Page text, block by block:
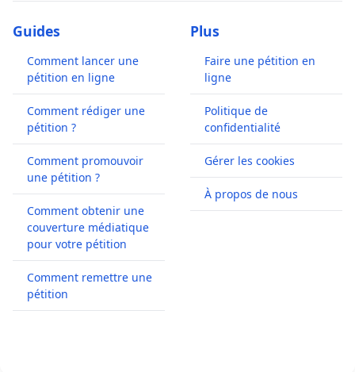
Guides
Comment lancer une
pétition en ligne
Comment rédiger une
pétition ?
Comment promouvoir
une pétition ?
Comment obtenir une
couverture médiatique
pour votre pétition
Comment remettre une
pétition
Plus
Faire une pétition en
ligne
Politique de
confidentialité
Gérer les cookies
À propos de nous